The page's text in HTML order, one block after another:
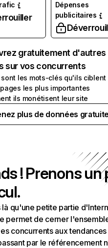
Dépenses
publicitaires
gratuitement d'autres
sur vos concurrents
sont les mots-clés qu'ils ciblent
les plus importantes
ils monétisent leur site
plus de données
! Prenons un
là qu'une petite partie
permet de cerner
concurrents aux
par le référencement